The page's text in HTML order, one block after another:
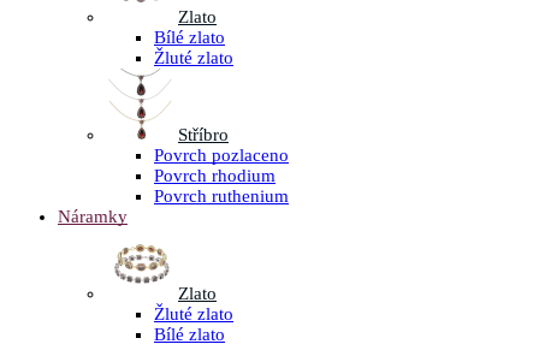
Zlato
Bílé zlato
Žluté zlato
Stříbro
Povrch pozlaceno
Povrch rhodium
Povrch ruthenium
Náramky
Zlato
Žluté zlato
Bílé zlato